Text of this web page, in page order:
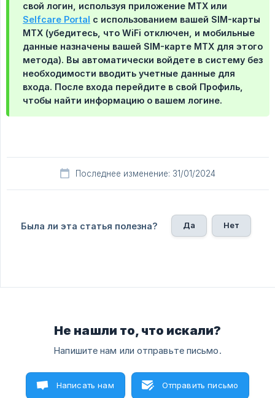
свой логин, используя приложение MTX или
Selfcare Portal с использованием вашей SIM-карты
MTX (убедитесь, что WiFi отключен, и мобильные
данные назначены вашей SIM-карте MTX для этого
метода). Вы автоматически войдете в систему без
необходимости вводить учетные данные для
входа. После входа перейдите в свой Профиль,
чтобы найти информацию о вашем логине.
Последнее изменение: 31/01/2024
Была ли эта статья полезна? Да Нет
Не нашли то, что искали?
Напишите нам или отправьте письмо.
Написать нам Отправить письмо